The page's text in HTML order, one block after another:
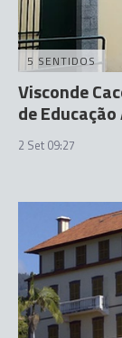
5 SENTIDOS
Visconde
de
2 Set 09:27